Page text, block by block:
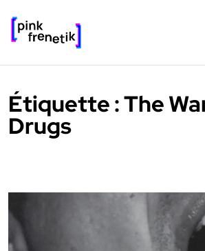
Étiquette :The
Drugs